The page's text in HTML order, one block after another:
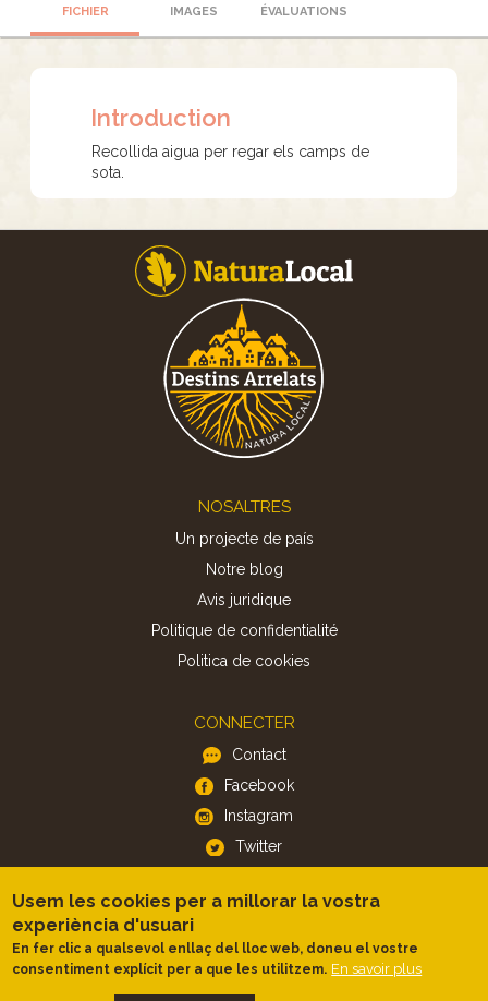
FICHIER IMAGES ÉVALUATIONS
Introduction
Recollida aigua per regar els camps de
sota.
NOSALTRES
Un projecte de país
Notre blog
Avis juridique
Politique de confidentialité
Politica de cookies
CONNECTER
Contact
Facebook
Instagram
Twitter
APP
iOS
Android
Usem les cookies per a millorar la vostra
experiència d'usuari
En fer clic a qualsevol enllaç del lloc web, doneu el vostre
consentiment explícit per a que les utilitzem. En savoir plus